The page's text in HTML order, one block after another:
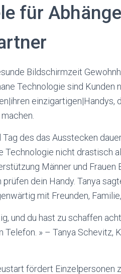
für
Bildschirmzeit
Technologie sind Kunden
des das Ausstecken
Technologie nicht drastisch
Männer und
prüfen dein Handy. Tanya
mit Freunden,
und du hast zu schaffen
Telefon. » – Tanya Schevitz,
fördert